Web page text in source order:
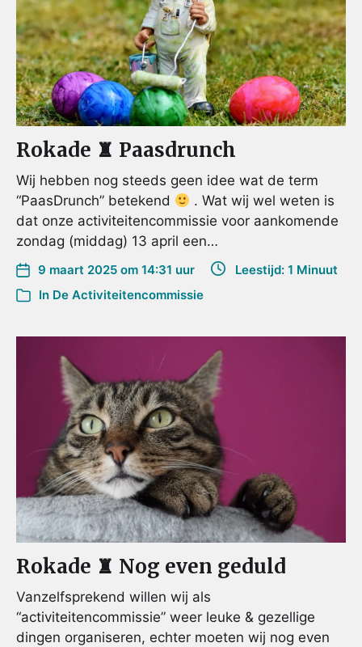
Rokade ♜ Paasdrunch
Wij hebben nog steeds geen idee wat de term
“PaasDrunch” betekend
. Wat wij wel weten is
dat onze activiteitencommissie voor aankomende
zondag (middag) 13 april een…
9 maart 2025 om 14:31 uur
Leestijd: 1 Minuut
In De Activiteitencommissie
Rokade ♜ Nog even geduld
Vanzelfsprekend willen wij als
“activiteitencommissie” weer leuke & gezellige
dingen organiseren, echter moeten wij nog even